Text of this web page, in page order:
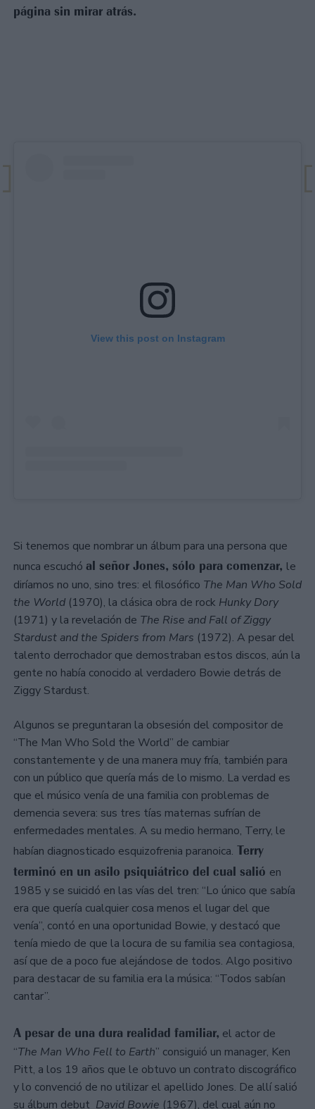
página sin mirar atrás.
View this post on Instagram
Si tenemos que nombrar un álbum para una persona que
nunca escuchó al señor Jones, sólo para comenzar, le
diríamos no uno, sino tres: el filosófico The Man Who Sold
the World (1970), la clásica obra de rock Hunky Dory
(1971) y la revelación de The Rise and Fall of Ziggy
Stardust and the Spiders from Mars (1972). A pesar del
talento derrochador que demostraban estos discos, aún la
gente no había conocido al verdadero Bowie detrás de
Ziggy Stardust.
Algunos se preguntaran la obsesión del compositor de
“The Man Who Sold the World” de cambiar
constantemente y de una manera muy fría, también para
con un público que quería más de lo mismo. La verdad es
que el músico venía de una familia con problemas de
demencia severa: sus tres tías maternas sufrían de
enfermedades mentales. A su medio hermano, Terry, le
habían diagnosticado esquizofrenia paranoica. Terry
terminó en un asilo psiquiátrico del cual salió en
1985 y se suicidó en las vías del tren: “Lo único que sabía
era que quería cualquier cosa menos el lugar del que
venía”, contó en una oportunidad Bowie, y destacó que
tenía miedo de que la locura de su familia sea contagiosa,
así que de a poco fue alejándose de todos. Algo positivo
para destacar de su familia era la música: “Todos sabían
cantar”.
A pesar de una dura realidad familiar, el actor de
“The Man Who Fell to Earth” consiguió un manager, Ken
Pitt, a los 19 años que le obtuvo un contrato discográfico
y lo convenció de no utilizar el apellido Jones. De allí salió
su álbum debut David Bowie (1967), del cual aún no